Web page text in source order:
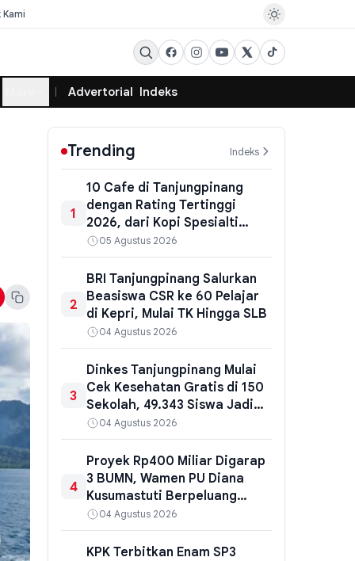
Kami
Advertorial Indeks
Trending Indeks
1
10 Cafe di Tanjungpinang
dengan Rating Tertinggi
2026, dari Kopi Spesialti
hingga Hidden Gem
05 Agustus 2026
2
BRI Tanjungpinang Salurkan
Beasiswa CSR ke 60 Pelajar
di Kepri, Mulai TK Hingga SLB
04 Agustus 2026
3
Dinkes Tanjungpinang Mulai
Cek Kesehatan Gratis di 150
Sekolah, 49.343 Siswa Jadi
Sasaran
04 Agustus 2026
4
Proyek Rp400 Miliar Digarap
3 BUMN, Wamen PU Diana
Kusumastuti Berpeluang
Diperiksa Ulang Kejati NTT
04 Agustus 2026
KPK Terbitkan Enam SP3